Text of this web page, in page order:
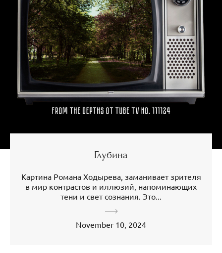
Глубина
Картина Романа Ходырева, заманивает зрителя
в мир контрастов и иллюзий, напоминающих
тени и свет сознания. Это...
November 10, 2024